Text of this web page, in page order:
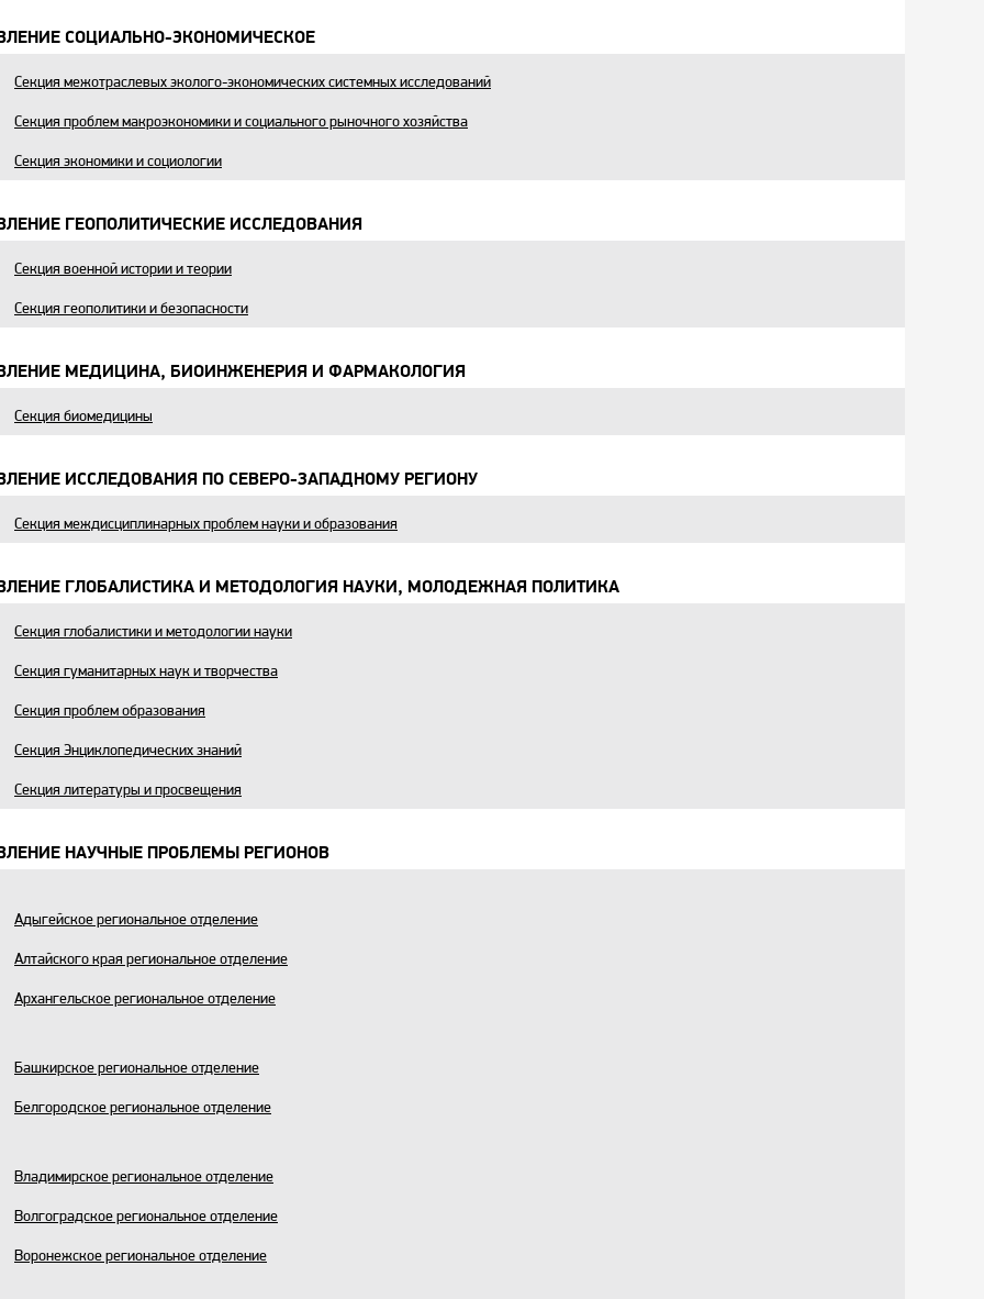
СОЦИАЛЬНО-ЭКОНОМИЧЕСКОЕ
Секция межотраслевых эколого-экономических системных исследований
Секция проблем макроэкономики и социального рыночного хозяйства
Секция экономики и социологии
ГЕОПОЛИТИЧЕСКИЕ ИССЛЕДОВАНИЯ
Секция военной истории и теории
Секция геополитики и безопасности
МЕДИЦИНА, БИОИНЖЕНЕРИЯ И ФАРМАКОЛОГИЯ
Секция биомедицины
ИССЛЕДОВАНИЯ ПО СЕВЕРО-ЗАПАДНОМУ РЕГИОНУ
Секция междисциплинарных проблем науки и образования
ГЛОБАЛИСТИКА И МЕТОДОЛОГИЯ НАУКИ, МОЛОДЕЖНАЯ ПОЛИТИКА
Секция глобалистики и методологии науки
Секция гуманитарных наук и творчества
Секция проблем образования
Секция Энциклопедических знаний
Секция литературы и просвещения
НАУЧНЫЕ ПРОБЛЕМЫ РЕГИОНОВ
Адыгейское региональное отделение
Алтайского края региональное отделение
Архангельское региональное отделение
Башкирское региональное отделение
Белгородское региональное отделение
Владимирское региональное отделение
Волгоградское региональное отделение
Воронежское региональное отделение